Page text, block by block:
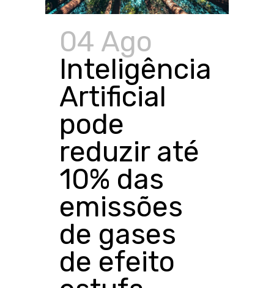
04 Ago
Inteligência
Artificial
pode
reduzir até
10% das
emissões
de gases
de efeito